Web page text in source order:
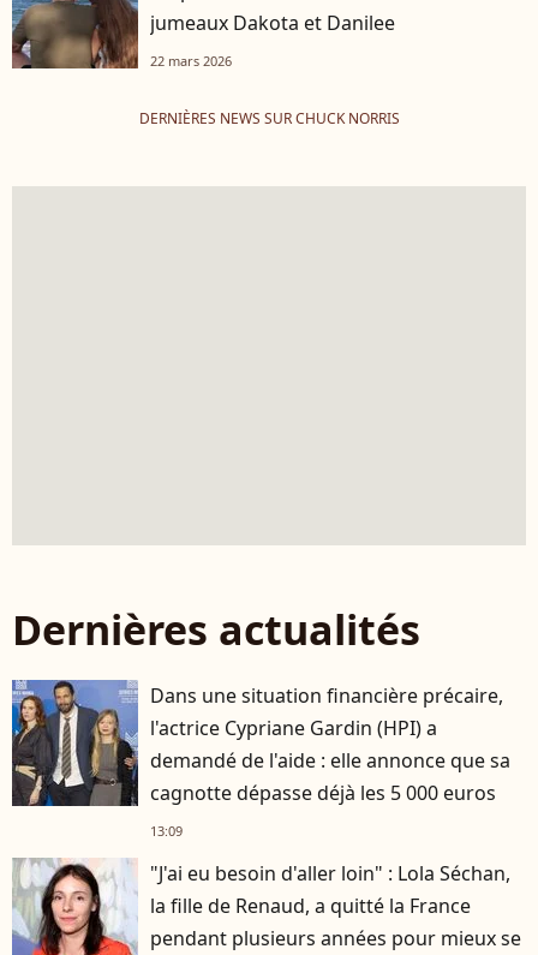
jumeaux Dakota et Danilee
22 mars 2026
DERNIÈRES NEWS SUR CHUCK NORRIS
Dernières actualités
Dans une situation financière précaire,
l'actrice Cypriane Gardin (HPI) a
demandé de l'aide : elle annonce que sa
cagnotte dépasse déjà les 5 000 euros
13:09
"J'ai eu besoin d'aller loin" : Lola Séchan,
la fille de Renaud, a quitté la France
pendant plusieurs années pour mieux se